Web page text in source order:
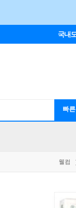
국내
빠
웰컴